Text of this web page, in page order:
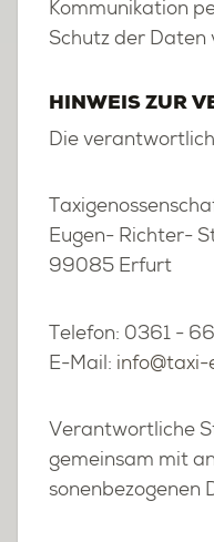
Kom­mu­ni­ka­ti­on
Schutz der Daten
HIN­WEIS ZUR
Die
Eu­gen- Rich­ter-
99085 Er­furt
Te­le­fon: 0361 -
E-Mail:
Ver­ant­wort­li­che
ge­mein­sam mit
so­nen­be­zo­ge­nen